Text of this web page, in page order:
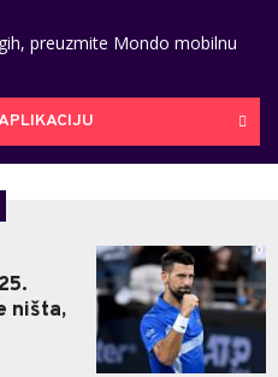
preuzmite Mondo mobilnu
ništa,
0